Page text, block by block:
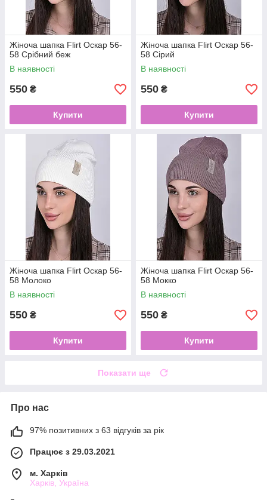
Жіноча шапка Flirt Оскар 56-
58 Срібний беж
В наявності
550 ₴
Купити
Жіноча шапка Flirt Оскар 56-
58 Сірий
В наявності
550 ₴
Купити
Жіноча шапка Flirt Оскар 56-
58 Молоко
В наявності
550 ₴
Купити
Жіноча шапка Flirt Оскар 56-
58 Мокко
В наявності
550 ₴
Купити
Показати ще
Про нас
97% позитивних з 63 відгуків за рік
Працює з 29.03.2021
м. Харків
Харків, Україна